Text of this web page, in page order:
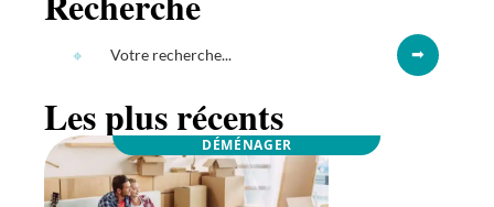
Les plus récents
DÉMÉNAGER